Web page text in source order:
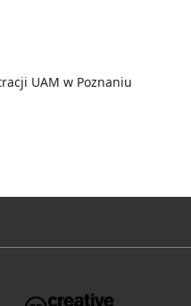
UAM w Poznaniu